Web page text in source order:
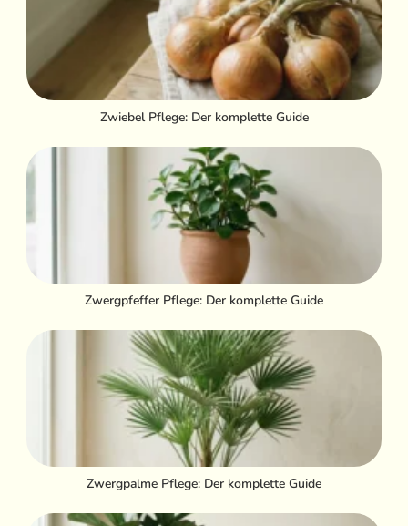
Zwiebel Pflege: Der komplette Guide
Zwergpfeffer Pflege: Der komplette Guide
Zwergpalme Pflege: Der komplette Guide